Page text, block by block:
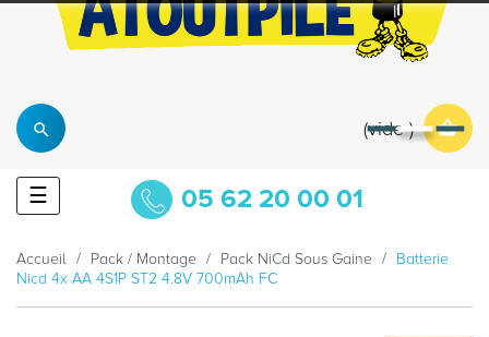
vide
Basculer
la
☰ 05 62 20 00 01
Accueil Pack / Montage Pack NiCd Sous Gaine
Batterie
Nicd 4x AA 4S1P ST2 4.8V 700mAh FC